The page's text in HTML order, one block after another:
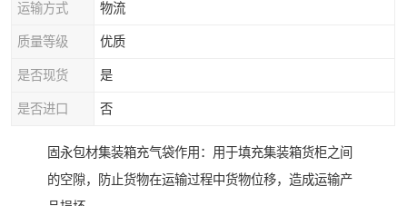
运输方式 物流
质量等级 优质
是否现货 是
是否进口 否
固永包材集装箱充气袋作用：用于填充集装箱货柜之间
的空隙，防止货物在运输过程中货物位移，造成运输产